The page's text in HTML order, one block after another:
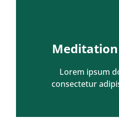
Lorem ipsum
consectetur